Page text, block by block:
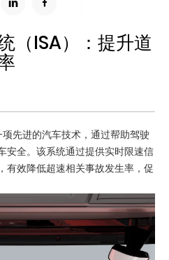
（ISA）：提升道
项先进的汽车技术，通过帮助驾驶
安全。该系统通过提供实时限速信
有效降低超速相关事故发生率，促